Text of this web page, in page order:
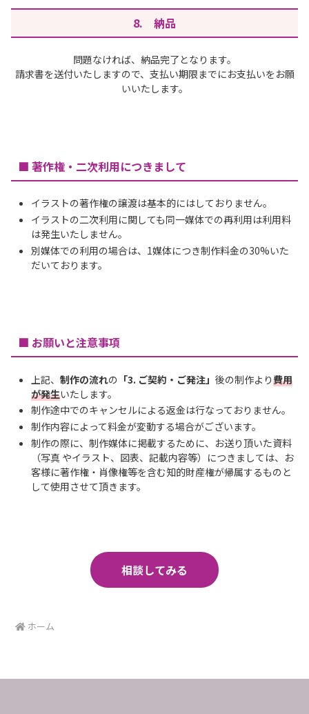
8. 納品
問題なければ、納品完了となります。
請求書を送付いたしますので、支払い期限までにお支払いをお願
いいたします。
■ 著作権・二次利用につきまして
イラストの著作権の譲渡は基本的にはしておりません。
イラストの二次利用に関しても同一媒体での再利用は利用料
は発生いたしません。
別媒体での利用の場合は、1媒体につき制作料金の30%いた
だいております。
■ お願いと注意事項
上記、 制作の流れの 「3. ご契約・ご発注」 後の制作より費用
が発生いたします。
制作途中でのキャンセルによる返金は行なっておりません。
制作内容によって料金が変動する場合がございます。
制作の際に、制作媒体に掲載するために、お送り頂いた資料
（写真 やイラスト、図表、記載内容等）につきましては、お
客様に著作権・肖像権等を含む知的財産権が帰属するものと
して使用させて頂きます。
相談してみる
ホーム